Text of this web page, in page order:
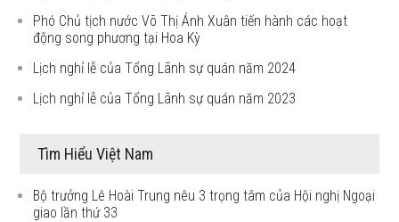
Phó Chủ tịch nước Võ Thị Ánh Xuân tiến hành các hoạt
động song phương tại Hoa Kỳ
Lịch nghỉ lễ của Tổng Lãnh sự quán năm 2024
Lịch nghỉ lễ của Tổng Lãnh sự quán năm 2023
Tìm Hiểu Việt Nam
Bộ trưởng Lê Hoài Trung nêu 3 trọng tâm của Hội nghị Ngoại
giao lần thứ 33